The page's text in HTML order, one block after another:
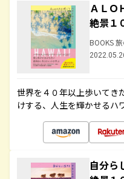
ＡＬＯ
絶景１
BOOKS
世界を４０年以上歩いてき
けする、人生を輝かせるハ
自分ら